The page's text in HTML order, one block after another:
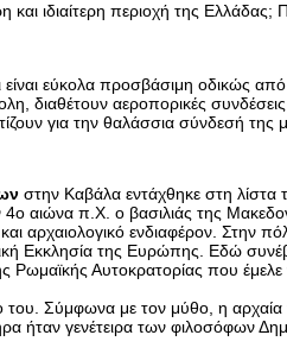
και ιδιαίτερη περιοχή της
εύκολα προσβάσιμη οδικώς
διαθέτουν αεροπορικές
για την θαλάσσια σύνδεσή της
στην Καβάλα εντάχθηκε στη
αιώνα π.Χ. ο βασιλιάς της
αρχαιολογικό ενδιαφέρον.
Εκκλησία της Ευρώπης. Εδώ
Αυτοκρατορίας που έμελε
του. Σύμφωνα με τον μύθο, η
ήταν γενέτειρα των φιλοσόφων